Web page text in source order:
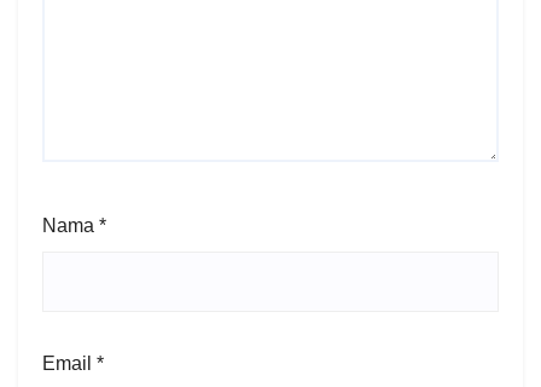
Nama *
Email *